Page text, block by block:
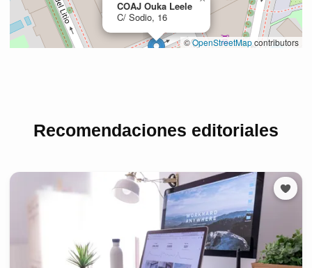
Recomendaciones editoriales